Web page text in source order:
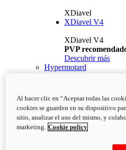
XDiavel
XDiavel V4
XDiavel V4
PVP
Descubrir más
Hypermotard
Al hacer clic en “Aceptar todas las
cookies se guarden en su dispositivo
sitio, analizar el uso del mismo, y
marketing. Cookie policy